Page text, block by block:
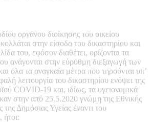
οργάνου διοίκησης του οικείου
στην είσοδο του δικαστηρίου και
του, εφόσον διαθέτει, ορίζονται τα
ανάγονται στην εύρυθμη διεξαγωγή των
όλα τα αναγκαία μέτρα που τηρούνται υπ’
λειτουργία του δικαστηρίου ενόψει της
COVID-19 και, ιδίως, τα υγειονομικά
στην από 25.5.2020 γνώμη της Εθνικής
Δημόσιας Υγείας έναντι του